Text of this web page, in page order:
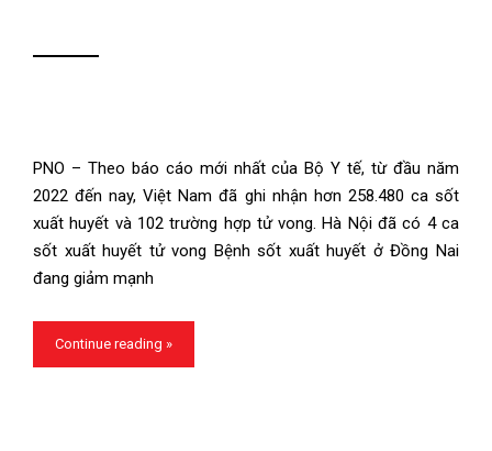
PNO – Theo báo cáo mới nhất của Bộ Y tế, từ đầu năm
2022 đến nay, Việt Nam đã ghi nhận hơn 258.480 ca sốt
xuất huyết và 102 trường hợp tử vong. Hà Nội đã có 4 ca
sốt xuất huyết tử vong Bệnh sốt xuất huyết ở Đồng Nai
đang giảm mạnh
Continue reading »